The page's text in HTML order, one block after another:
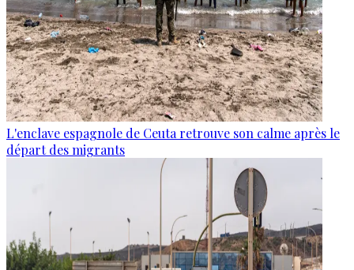
L'enclave espagnole de Ceuta retrouve son calme après le
départ des migrants